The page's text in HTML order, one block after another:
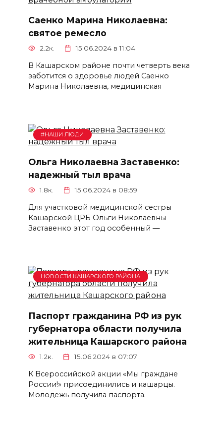
Саенко Марина Николаевна:
святое ремесло
2.2к. 15.06.2024 в 11:04
В Кашарском районе почти четверть века
заботится о здоровье людей Саенко
Марина Николаевна, медицинская
#НАШИ ЛЮДИ
Ольга Николаевна Заставенко:
надежный тыл врача
1.8к. 15.06.2024 в 08:59
Для участковой медицинской сестры
Кашарской ЦРБ Ольги Николаевны
Заставенко этот год особенный —
НОВОСТИ КАШАРСКОГО РАЙОНА
Паспорт гражданина РФ из рук
губернатора области получила
жительница Кашарского района
1.2к. 15.06.2024 в 07:07
К Всероссийской акции «Мы граждане
России!» присоединились и кашарцы.
Молодежь получила паспорта.